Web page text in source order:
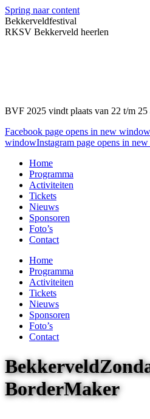
Spring naar content
Bekkerveldfestival
RKSV Bekkerveld heerlen
BVF 2025 vindt plaats van 22 t/m 25
Facebook page opens in new window
windowInstagram page opens in
Home
Programma
Activiteiten
Tickets
Nieuws
Sponsoren
Foto’s
Contact
Home
Programma
Activiteiten
Tickets
Nieuws
Sponsoren
Foto’s
Contact
BorderMaker